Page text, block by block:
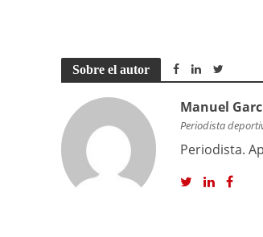
Sobre el autor
Manuel
Periodista
Periodista.